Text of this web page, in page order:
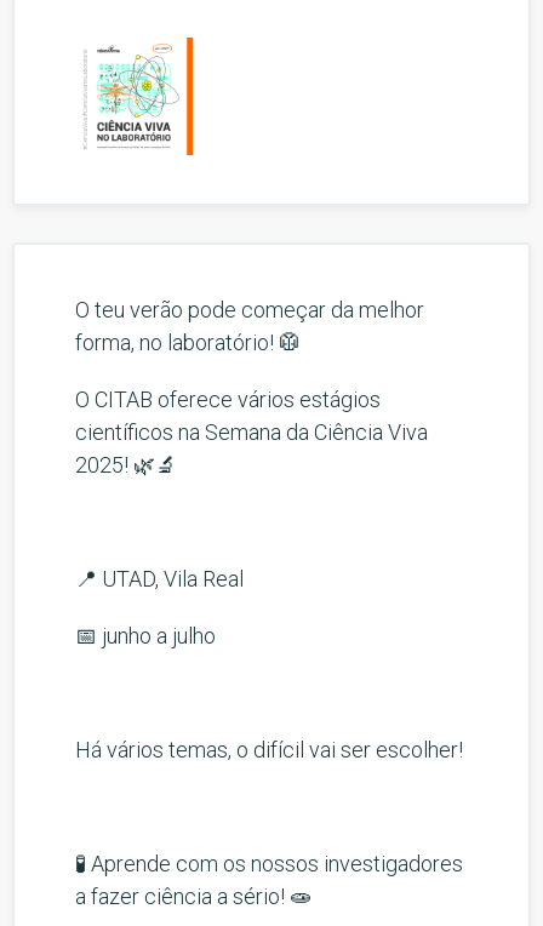
O teu verão pode começar da melhor
forma, no laboratório! 🥼
O CITAB oferece vários estágios
científicos na Semana da Ciência Viva
2025! 🌿🔬
📍 UTAD, Vila Real
📅 junho a julho
Há vários temas, o difícil vai ser escolher!
🧪 Aprende com os nossos investigadores
a fazer ciência a sério! 🧫